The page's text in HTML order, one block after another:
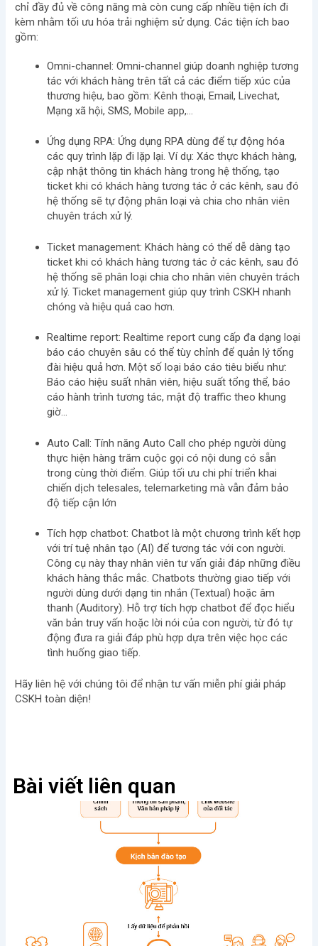
chỉ đầy đủ về công năng mà còn cung cấp nhiều tiện ích đi
kèm nhằm tối ưu hóa trải nghiệm sử dụng. Các tiện ích bao
gồm:
Omni-channel: Omni-channel giúp doanh nghiệp tương
tác với khách hàng trên tất cả các điểm tiếp xúc của
thương hiệu, bao gồm: Kênh thoại, Email, Livechat,
Mạng xã hội, SMS, Mobile app,…
Ứng dụng RPA: Ứng dụng RPA dùng để tự động hóa
các quy trình lặp đi lặp lại. Ví dụ: Xác thực khách hàng,
cập nhật thông tin khách hàng trong hệ thống, tạo
ticket khi có khách hàng tương tác ở các kênh, sau đó
hệ thống sẽ tự động phân loại và chia cho nhân viên
chuyên trách xử lý.
Ticket management: Khách hàng có thể dễ dàng tạo
ticket khi có khách hàng tương tác ở các kênh, sau đó
hệ thống sẽ phân loại chia cho nhân viên chuyên trách
xử lý. Ticket management giúp quy trình CSKH nhanh
chóng và hiệu quả cao hơn.
Realtime report: Realtime report cung cấp đa dạng loại
báo cáo chuyên sâu có thể tùy chỉnh để quản lý tổng
đài hiệu quả hơn. Một số loại báo cáo tiêu biểu như:
Báo cáo hiệu suất nhân viên, hiệu suất tổng thể, báo
cáo hành trình tương tác, mật độ traffic theo khung
giờ…
Auto Call: Tính năng Auto Call cho phép người dùng
thực hiện hàng trăm cuộc gọi có nội dung có sẵn
trong cùng thời điểm. Giúp tối ưu chi phí triển khai
chiến dịch telesales, telemarketing mà vẫn đảm bảo
độ tiếp cận lớn
Tích hợp chatbot: Chatbot là một chương trình kết hợp
với trí tuệ nhân tạo (AI) để tương tác với con người.
Công cụ này thay nhân viên tư vấn giải đáp những điều
khách hàng thắc mắc. Chatbots thường giao tiếp với
người dùng dưới dạng tin nhắn (Textual) hoặc âm
thanh (Auditory). Hỗ trợ tích hợp chatbot để đọc hiểu
văn bản truy vấn hoặc lời nói của con người, từ đó tự
động đưa ra giải đáp phù hợp dựa trên việc học các
tình huống giao tiếp.
Hãy liên hệ với chúng tôi để nhận tư vấn miễn phí giải pháp
CSKH toàn diện!
Bài viết liên quan